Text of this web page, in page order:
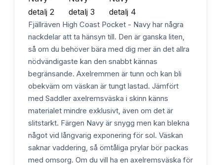
Fjällräven High Coast Pocket - Navy har några
nackdelar att ta hänsyn till. Den är ganska liten,
så om du behöver bära med dig mer än det allra
nödvändigaste kan den snabbt kännas
begränsande. Axelremmen är tunn och kan bli
obekväm om väskan är tungt lastad. Jämfört
med Saddler axelremsväska i skinn känns
materialet mindre exklusivt, även om det är
slitstarkt. Färgen Navy är snygg men kan blekna
något vid långvarig exponering för sol. Väskan
saknar vaddering, så ömtåliga prylar bör packas
med omsorg. Om du vill ha en axelremsväska för